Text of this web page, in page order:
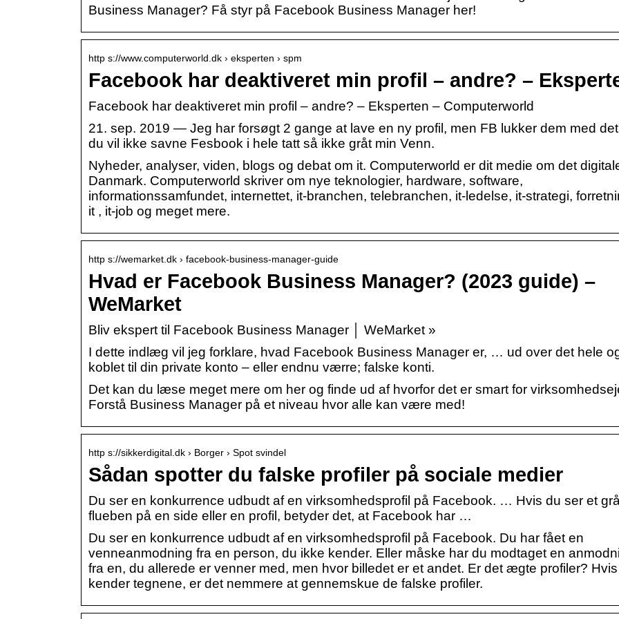
Business Manager? Få styr på Facebook Business Manager her!
http s://www.computerworld.dk › eksperten › spm
Facebook har deaktiveret min profil – andre? –
Facebook har deaktiveret min profil – andre? – Eksperten – Computerworld
21. sep. 2019 — Jeg har forsøgt 2 gange at lave en ny profil, men FB lukker dem med
du vil ikke savne Fesbook i hele tatt så ikke gråt min Venn.
Nyheder, analyser, viden, blogs og debat om it. Computerworld er dit medie om det
Danmark. Computerworld skriver om nye teknologier, hardware, software,
informationssamfundet, internettet, it-branchen, telebranchen, it-ledelse, it-strategi,
it , it-job og meget mere.
http s://wemarket.dk › facebook-business-manager-guide
Hvad er Facebook Business Manager? (2023 guide) –
WeMarket
Bliv ekspert til Facebook Business Manager │ WeMarket »
I dette indlæg vil jeg forklare, hvad Facebook Business Manager er, … ud over det hele
koblet til din private konto – eller endnu værre; falske konti.
Det kan du læse meget mere om her og finde ud af hvorfor det er smart for
Forstå Business Manager på et niveau hvor alle kan være med!
http s://sikkerdigital.dk › Borger › Spot svindel
Sådan spotter du falske profiler på sociale medier
Du ser en konkurrence udbudt af en virksomhedsprofil på Facebook. … Hvis du ser et
flueben på en side eller en profil, betyder det, at Facebook har …
Du ser en konkurrence udbudt af en virksomhedsprofil på Facebook. Du har fået en
venneanmodning fra en person, du ikke kender. Eller måske har du modtaget en
fra en, du allerede er venner med, men hvor billedet er et andet. Er det ægte profiler?
kender tegnene, er det nemmere at gennemskue de falske profiler.